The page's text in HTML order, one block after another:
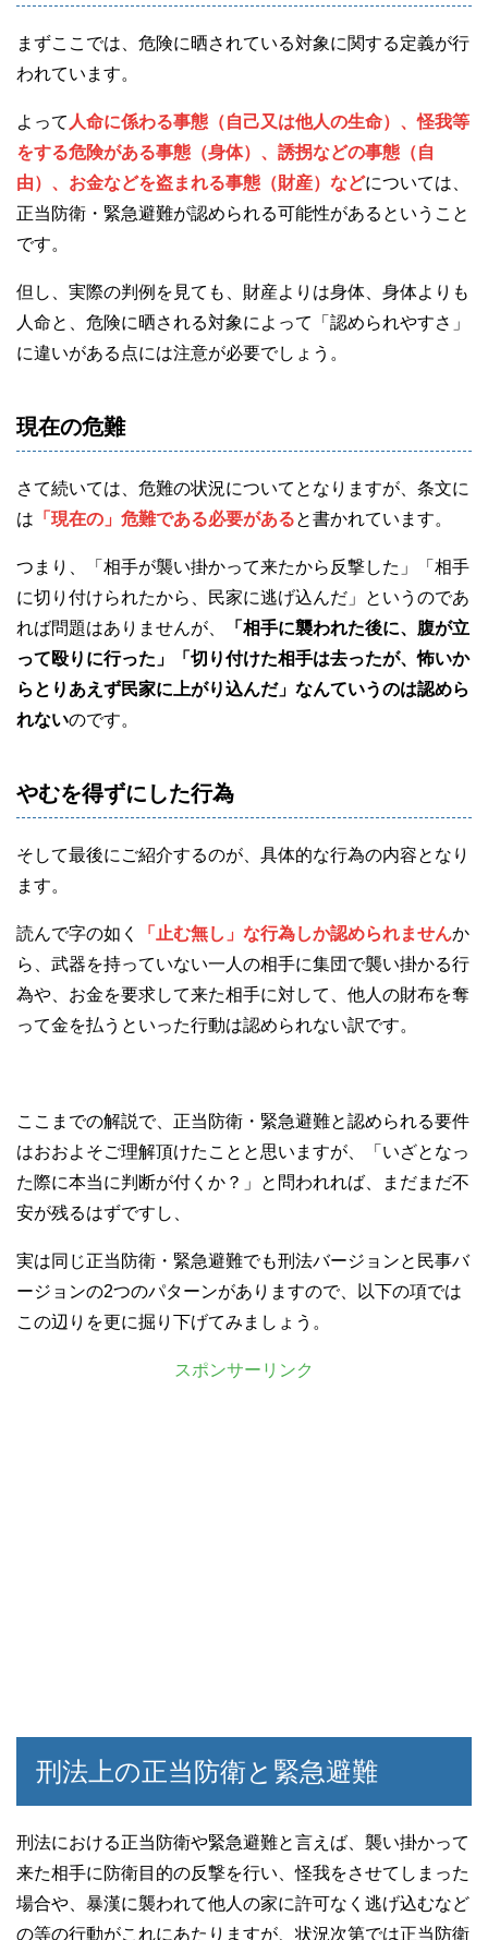
まずここでは、危険に晒されている対象に関する定義が行
われています。
よって 人命に係わる事態（自己又は他人の生命）、怪我等
をする危険がある事態（身体）、誘拐などの事態（自
由）、お金などを盗まれる事態（財産）などについては、
正当防衛・緊急避難が認められる可能性があるということ
です。
但し、実際の判例を見ても、財産よりは身体、身体よりも
人命と、危険に晒される対象によって「認められやすさ」
に違いがある点には注意が必要でしょう。
現在の危難
さて続いては、危難の状況についてとなりますが、条文に
は 「現在の」危難である必要があると書かれています。
つまり、「相手が襲い掛かって来たから反撃した」「相手
に切り付けられたから、民家に逃げ込んだ」というのであ
れば問題はありませんが、
「相手に襲われた後に、腹が立
って殴りに行った」「切り付けた相手は去ったが、怖いか
らとりあえず民家に上がり込んだ」なんていうのは認めら
れないのです。
やむを得ずにした行為
そして最後にご紹介するのが、具体的な行為の内容となり
ます。
読んで字の如く 「止む無し」な行為しか認められませんか
ら、武器を持っていない一人の相手に集団で襲い掛かる行
為や、お金を要求して来た相手に対して、他人の財布を奪
って金を払うといった行動は認められない訳です。
ここまでの解説で、正当防衛・緊急避難と認められる要件
はおおよそご理解頂けたことと思いますが、「いざとなっ
た際に本当に判断が付くか？」と問われれば、まだまだ不
安が残るはずですし、
実は同じ正当防衛・緊急避難でも刑法バージョンと民事バ
ージョンの2つのパターンがありますので、以下の項では
この辺りを更に掘り下げてみましょう。
スポンサーリンク
刑法上の正当防衛と緊急避難
刑法における正当防衛や緊急避難と言えば、襲い掛かって
来た相手に防衛目的の反撃を行い、怪我をさせてしまった
場合や、暴漢に襲われて他人の家に許可なく逃げ込むなど
の等の行動がこれにあたりますが、状況次第では正当防衛